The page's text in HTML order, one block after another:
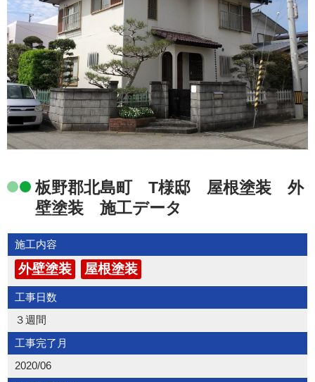
板野郡北島町 T様邸 屋根塗装 外
壁塗装 施工データ
施工内容
外壁塗装 屋根塗装
工事日数
３週間
工事完了月
2020/06